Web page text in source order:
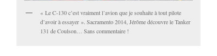
« Le C-130 c’est vraiment l’avion que je souhaite à tout pilote
d’avoir à essayer ». Sacramento 2014, Jérôme découvre le Tanker
131 de Coulson… Sans commentaire !